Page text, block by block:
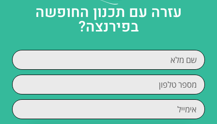
עזרה עם תכנון החופשה
בפירנצה?